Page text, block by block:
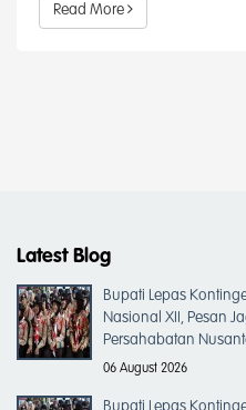
Read More
Latest Blog
Bupati Lepas
Nasional XII, Pesan
Persahabatan
06 August 2026
Bupati Lepas